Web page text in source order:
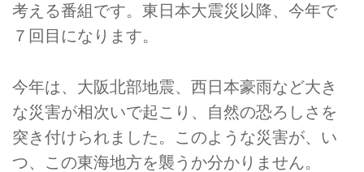
考える番組です。東日本大震災以降、今年で
７回目になります。
今年は、大阪北部地震、西日本豪雨など大き
な災害が相次いで起こり、自然の恐ろしさを
突き付けられました。このような災害が、い
つ、この東海地方を襲うか分かりません。